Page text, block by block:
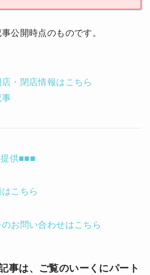
公開時点のものです。
・閉店情報はこちら
事
供■■■
こちら
お問い合わせはこちら
事は、ご覧のいーくにパート